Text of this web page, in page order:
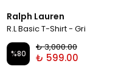
Ralph Lauren
R.L Basic T-Shirt - Gri
%80
₺ 3,000.00
₺ 599.00